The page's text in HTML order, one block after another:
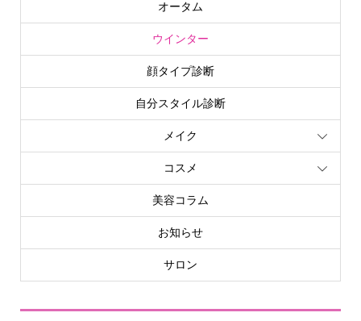
オータム
ウインター
顔タイプ診断
自分スタイル診断
メイク
コスメ
美容コラム
お知らせ
サロン